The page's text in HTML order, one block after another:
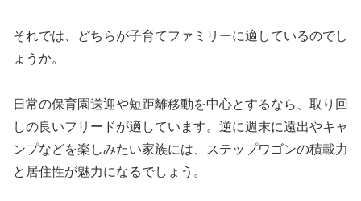
それでは、どちらが子育てファミリーに適しているのでし
ょうか。
日常の保育園送迎や短距離移動を中心とするなら、取り回
しの良いフリードが適しています。逆に週末に遠出やキャ
ンプなどを楽しみたい家族には、ステップワゴンの積載力
と居住性が魅力になるでしょう。